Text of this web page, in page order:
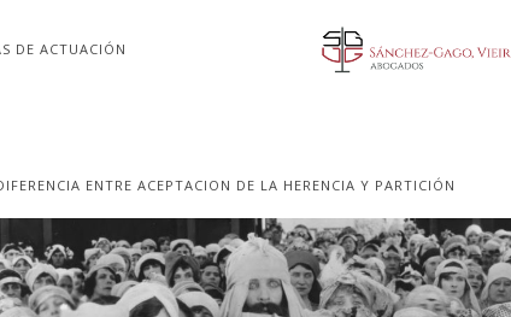
DE ACTUACIÓN
ENTRE ACEPTACION DE LA HERENCIA Y PARTICIÓN